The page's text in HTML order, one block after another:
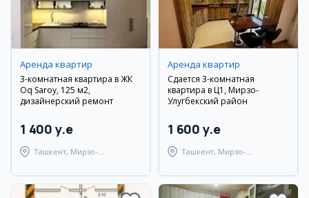
Аренда квартир
3-комнатная квартира в ЖК
Oq Saroy, 125 м2,
дизайнерский ремонт
1 400 y.e
Ташкент, Мирзо-
Аренда квартир
Сдается 3-комнатная
квартира в Ц1, Мирзо-
Улугбекский район
1 600 y.e
Ташкент, Мирзо-